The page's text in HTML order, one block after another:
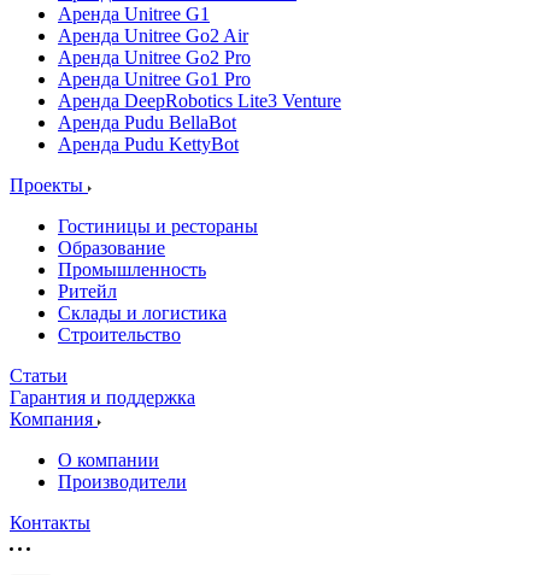
Аренда Unitree G1
Аренда Unitree Go2 Air
Аренда Unitree Go2 Pro
Аренда Unitree Go1 Pro
Аренда DeepRobotics Lite3 Venture
Аренда Pudu BellaBot
Аренда Pudu KettyBot
Проекты
Гостиницы и рестораны
Образование
Промышленность
Ритейл
Склады и логистика
Строительство
Статьи
Гарантия и поддержка
Компания
О компании
Производители
Контакты